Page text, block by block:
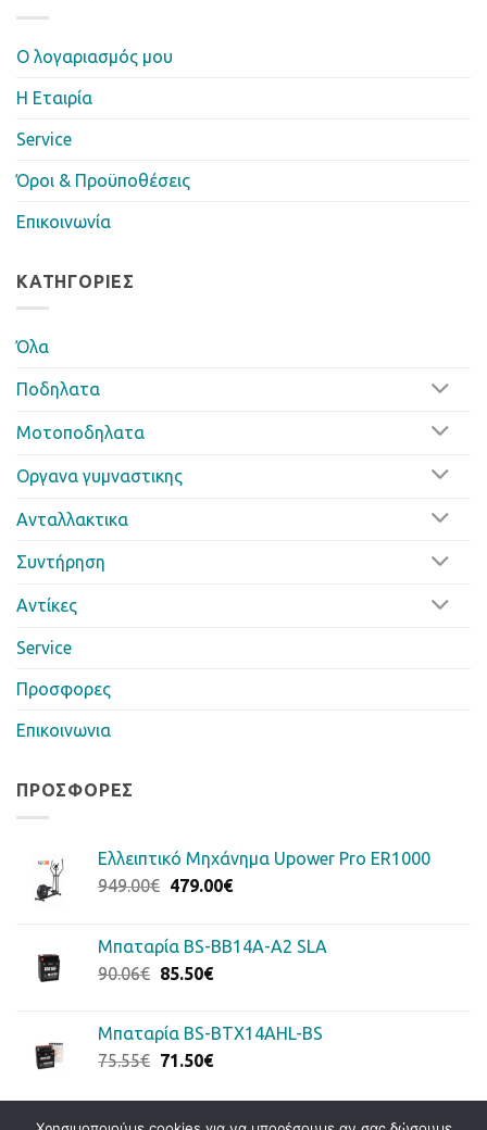
Ο λογαριασμός μου
Η Eταιρία
Service
Όροι & Προϋποθέσεις
Επικοινωνία
ΚΑΤΗΓΟΡΊΕΣ
Όλα
Ποδηλατα
Μοτοποδηλατα
Οργανα γυμναστικης
Ανταλλακτικα
Συντήρηση
Αντίκες
Service
Προσφορες
Επικοινωνια
ΠΡΟΣΦΟΡΈΣ
Ελλειπτικό Μηχάνημα Upower Pro ER1000
949.00€ Original
949.00€.
479.00€Η
είναι:
Μπαταρία BS-BB14A-A2 SLA
90.06€ Original
90.06€.
85.50€Η
είναι:
85.50€.
Μπαταρία BS-BTX14AHL-BS
75.55€ Original
was:
71.50€Η
τιμή